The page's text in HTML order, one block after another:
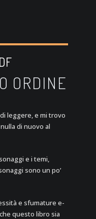
ORDINE
leggere, e mi trovo
di nuovo al
e i temi,
sono un po’
e sfumature e-
questo libro sia